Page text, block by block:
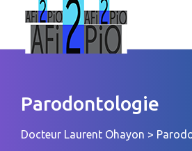
Parodontologie
Docteur Laurent Ohayon >